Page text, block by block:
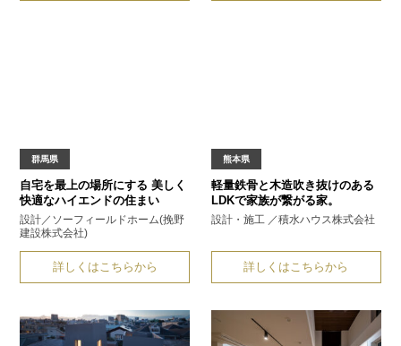
群馬県
自宅を最上の場所にする美しく
快適なハイエンドの住まい
設計／ソーフィールドホーム(挽野
建設株式会社)
詳しくはこちらから
熊本県
軽量鉄骨と木造吹き抜けのある
LDKで家族が繋がる家。
設計・施工 ／積水ハウス株式会社
詳しくはこちらから